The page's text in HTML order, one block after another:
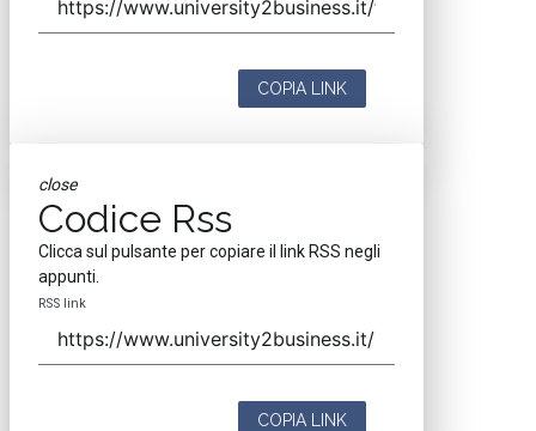
COPIA LINK
close
Codice Rss
Clicca sul pulsante per copiare il link RSS negli
appunti.
RSS link
COPIA LINK